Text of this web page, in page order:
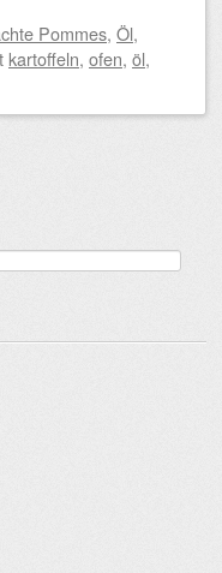
Pommes, Öl,
kartoffeln, ofen, öl,